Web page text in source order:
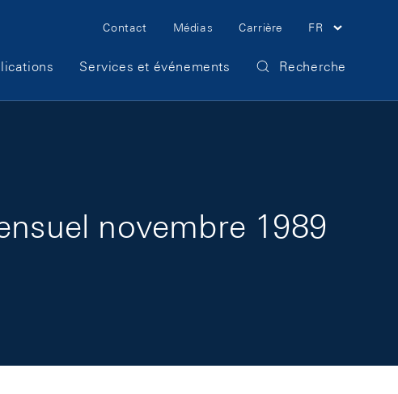
Meta Navigation
Contact Médias Carrière FR
Services et événements Recherche
novembre 1989